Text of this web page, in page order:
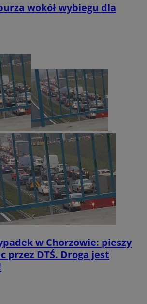
wokół wybiegu dla
w Chorzowie: pieszy
przez DTŚ. Droga jest